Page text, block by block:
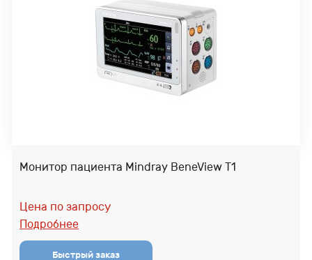
Монитор пациента Mindray BeneView T1
Цена по запросу
Подробнее